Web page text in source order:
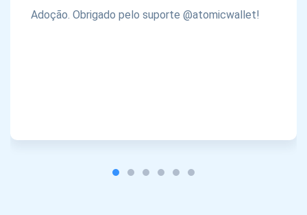
Adoção. Obrigado pelo suporte @atomicwallet!